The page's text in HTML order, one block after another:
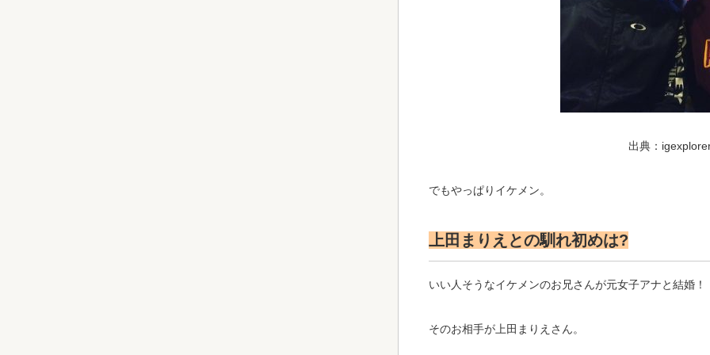
出典：
でもやっぱりイケメン。
上田まりえとの馴れ初めは?
いい人そうなイケメンのお兄さんが元女子アナと結婚！
そのお相手が上田まりえさん。